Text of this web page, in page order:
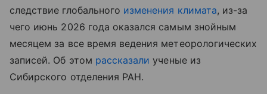
следствие глобального изменения климата, из-за
чего июнь 2026 года оказался самым знойным
месяцем за все время ведения метеорологических
записей. Об этом рассказали ученые из
Сибирского отделения РАН.